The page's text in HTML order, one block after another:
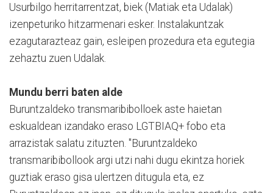
Usurbilgo herritarrentzat, biek (Matiak eta Udalak)
izenpeturiko hitzarmenari esker. Instalakuntzak
ezagutarazteaz gain, esleipen prozedura eta egutegia
zehaztu zuen Udalak.
Mundu berri baten alde
Buruntzaldeko transmaribibolloek aste haietan
eskualdean izandako eraso LGTBIAQ+ fobo eta
arrazistak salatu zituzten. "Buruntzaldeko
transmaribibollook argi utzi nahi dugu ekintza horiek
guztiak eraso gisa ulertzen ditugula eta, ez